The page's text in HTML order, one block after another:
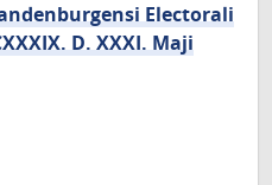
Electorali
D. XXXI. Maji